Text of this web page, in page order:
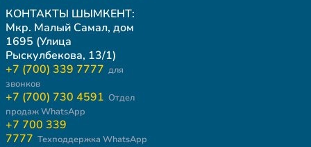
КОНТАКТЫ ШЫМКЕНТ:
Мкр. Малый Самал, дом
1695 (Улица
Рыскулбекова, 13/1)
+7 (700) 339 7777 для
звонков
+7 (700) 730 4591 Отдел
продаж WhatsApp
+7 700 339
7777 Техподдержка WhatsApp